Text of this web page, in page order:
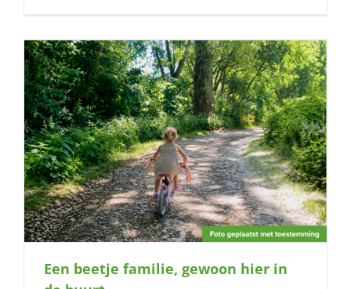
Een beetje familie, gewoon hier in